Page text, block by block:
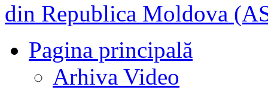
din Republica Moldova
Pagina principală
Arhiva Video